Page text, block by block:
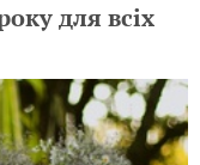
для всіх